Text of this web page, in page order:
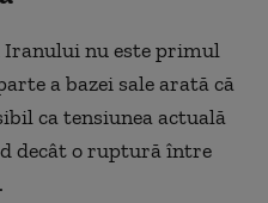
nu este primul
a bazei sale arată că
ca tensiunea actuală
decât o ruptură între